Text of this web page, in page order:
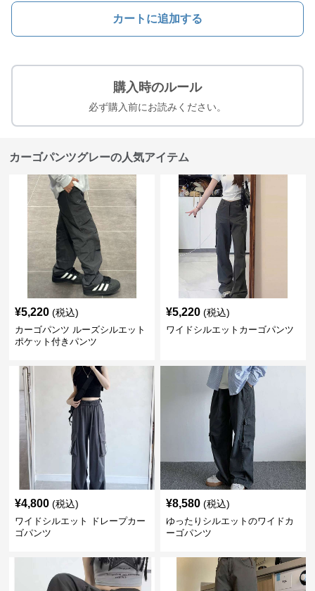
カートに追加する
購入時のルール
必ず購入前にお読みください。
カーゴパンツグレーの人気アイテム
¥5,220 (税込)
カーゴパンツ ルーズシルエット
ポケット付きパンツ
¥5,220 (税込)
ワイドシルエットカーゴパンツ
¥4,800 (税込)
ワイドシルエット ドレープカー
ゴパンツ
¥8,580 (税込)
ゆったりシルエットのワイドカ
ーゴパンツ